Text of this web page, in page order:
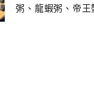
粥、龍蝦粥、帝王